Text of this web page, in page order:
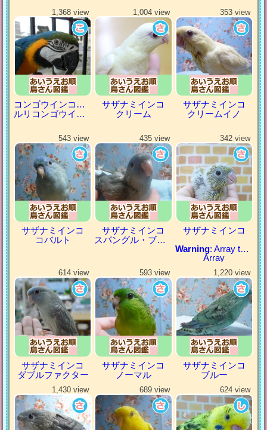
1,368 view
コンゴウインコの仲間
ルリコンゴウインコ
1,004 view
サザナミインコ
クリーム
353 view
サザナミインコ
クリームイノ
543 view
サザナミインコ
コバルト
435 view
サザナミインコ
スパングル・ブルー
342 view
サザナミインコ
Warning: Array to string conversion in
Array
614 view
サザナミインコ
ダブルファクター
593 view
サザナミインコ
ノーマル
1,220 view
サザナミインコ
ブルー
1,430 view 689 view 624 view